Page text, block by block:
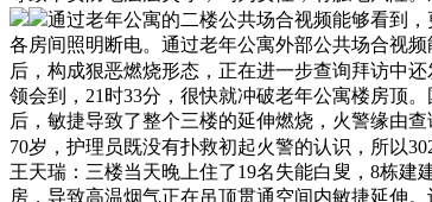
通过老年公寓的二楼公共场合视频能够看到
各房间照明断电。通过老年公寓外部公共场合视
后，构成狠恶燃烧形态，正在进一步查询拜访中
领会到，21时33分，很快就冲破老年公寓楼房顶
后，敏捷导致了整个三楼的延伸燃烧，火警缘由
70岁，护理员既没有扑救初起火警的认识，所以
王天瑞：三楼当天晚上住了19名失能白叟，8栋建
房，导致高温烟气正在吊顶贯通空间内敏捷延伸